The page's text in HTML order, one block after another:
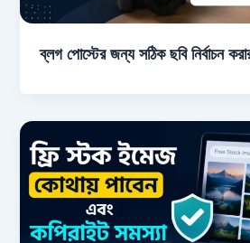
ব্লগ পোস্টের জন্য সঠিক ছবি নির্বাচন